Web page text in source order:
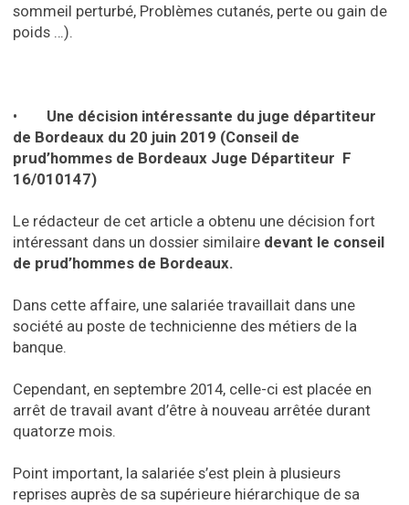
sommeil perturbé, Problèmes cutanés, perte ou gain de
poids …).
•
Une décision intéressante du juge départiteur
de Bordeaux du 20 juin 2019 (Conseil de
prud’hommes de Bordeaux Juge Départiteur F
16/010147)
Le rédacteur de cet article a obtenu une décision fort
intéressant dans un dossier similaire devant le conseil
de prud’hommes de Bordeaux.
Dans cette affaire, une salariée travaillait dans une
société au poste de technicienne des métiers de la
banque.
Cependant, en septembre 2014, celle-ci est placée en
arrêt de travail avant d’être à nouveau arrêtée durant
quatorze mois.
Point important, la salariée s’est plein à plusieurs
reprises auprès de sa supérieure hiérarchique de sa